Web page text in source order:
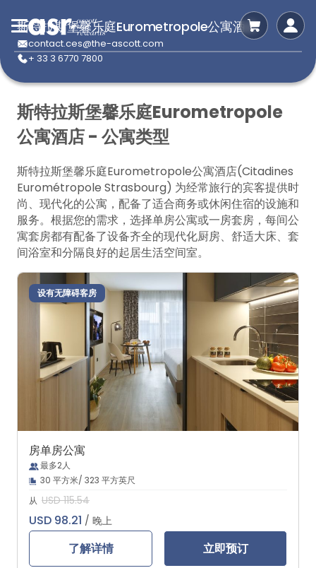
斯特拉斯堡馨乐庭Eurometropole公寓酒店
contact.ces@the-ascott.com
+ 33 3 6770 7800
斯特拉斯堡馨乐庭Eurometropole
公寓酒店 - 公寓类型
斯特拉斯堡馨乐庭Eurometropole公寓酒店(Citadines
Eurométropole Strasbourg) 为经常旅行的宾客提供时
尚、现代化的公寓，配备了适合商务或休闲住宿的设施和
服务。根据您的需求，选择单房公寓或一房套房，每间公
寓套房都有配备了设备齐全的现代化厨房、舒适大床、套
间浴室和分隔良好的起居生活空间室。
设有无障碍客房
房单房公寓
最多2人
30 平方米/ 323 平方英尺
从 USD 115.54
USD 98.21 / 晚上
了解详情 立即预订